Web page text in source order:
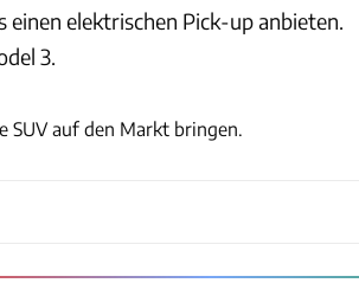
einen elektrischen Pick-up anbieten.
3.
SUV auf den Markt bringen.